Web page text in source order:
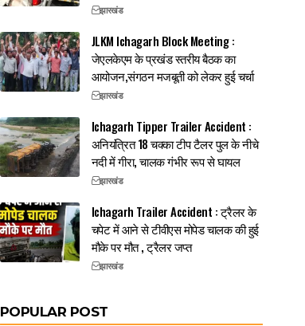
झारखंड
JLKM Ichagarh Block Meeting :
जेएलकेएम के प्रखंड स्तरीय बैठक का
आयोजन,संगठन मजबूती को लेकर हुई चर्चा
झारखंड
Ichagarh Tipper Trailer Accident :
अनियंत्रित 18 चक्का टीप टैलर पुल के नीचे
नदी में गीरा, चालक गंभीर रूप से घायल
झारखंड
Ichagarh Trailer Accident : ट्रैलर के
चपेट में आने से टीवीएस मोपेड चालक की हुई
मौके पर मौत , ट्रैलर जप्त
झारखंड
POPULAR POST